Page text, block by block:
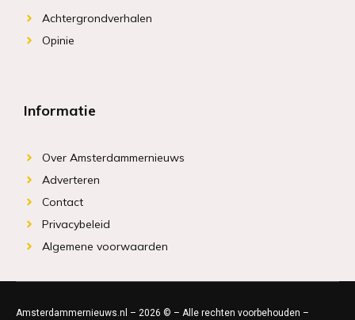
Achtergrondverhalen
Opinie
Informatie
Over Amsterdammernieuws
Adverteren
Contact
Privacybeleid
Algemene voorwaarden
Amsterdammernieuws.nl – 2026 © – Alle rechten voorbehouden –